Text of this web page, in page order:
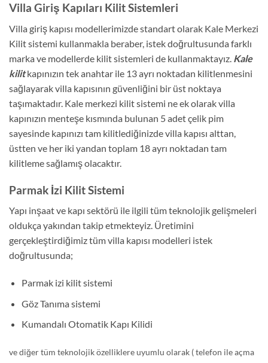
Villa Giriş Kapıları Kilit Sistemleri
Villa giriş kapısı modellerimizde standart olarak Kale Merkezi
Kilit sistemi kullanmakla beraber, istek doğrultusunda farklı
marka ve modellerde kilit sistemleri de kullanmaktayız. Kale
kilit kapınızın tek anahtar ile 13 ayrı noktadan kilitlenmesini
sağlayarak villa kapısının güvenliğini bir üst noktaya
taşımaktadır. Kale merkezi kilit sistemi ne ek olarak villa
kapınızın menteşe kısmında bulunan 5 adet çelik pim
sayesinde kapınızı tam kilitlediğinizde villa kapısı alttan,
üstten ve her iki yandan toplam 18 ayrı noktadan tam
kilitleme sağlamış olacaktır.
Parmak İzi Kilit Sistemi
Yapı inşaat ve kapı sektörü ile ilgili tüm teknolojik gelişmeleri
oldukça yakından takip etmekteyiz. Üretimini
gerçekleştirdiğimiz tüm villa kapısı modelleri istek
doğrultusunda;
Parmak izi kilit sistemi
Göz Tanıma sistemi
Kumandalı Otomatik Kapı Kilidi
ve diğer tüm teknolojik özelliklere uyumlu olarak ( telefon ile açma